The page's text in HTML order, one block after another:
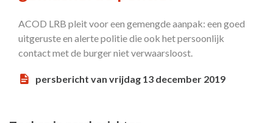
ACOD LRB pleit voor een gemengde aanpak: een goed
uitgeruste en alerte politie die ook het persoonlijk
contact met de burger niet verwaarsloost.
persbericht van vrijdag 13 december 2019